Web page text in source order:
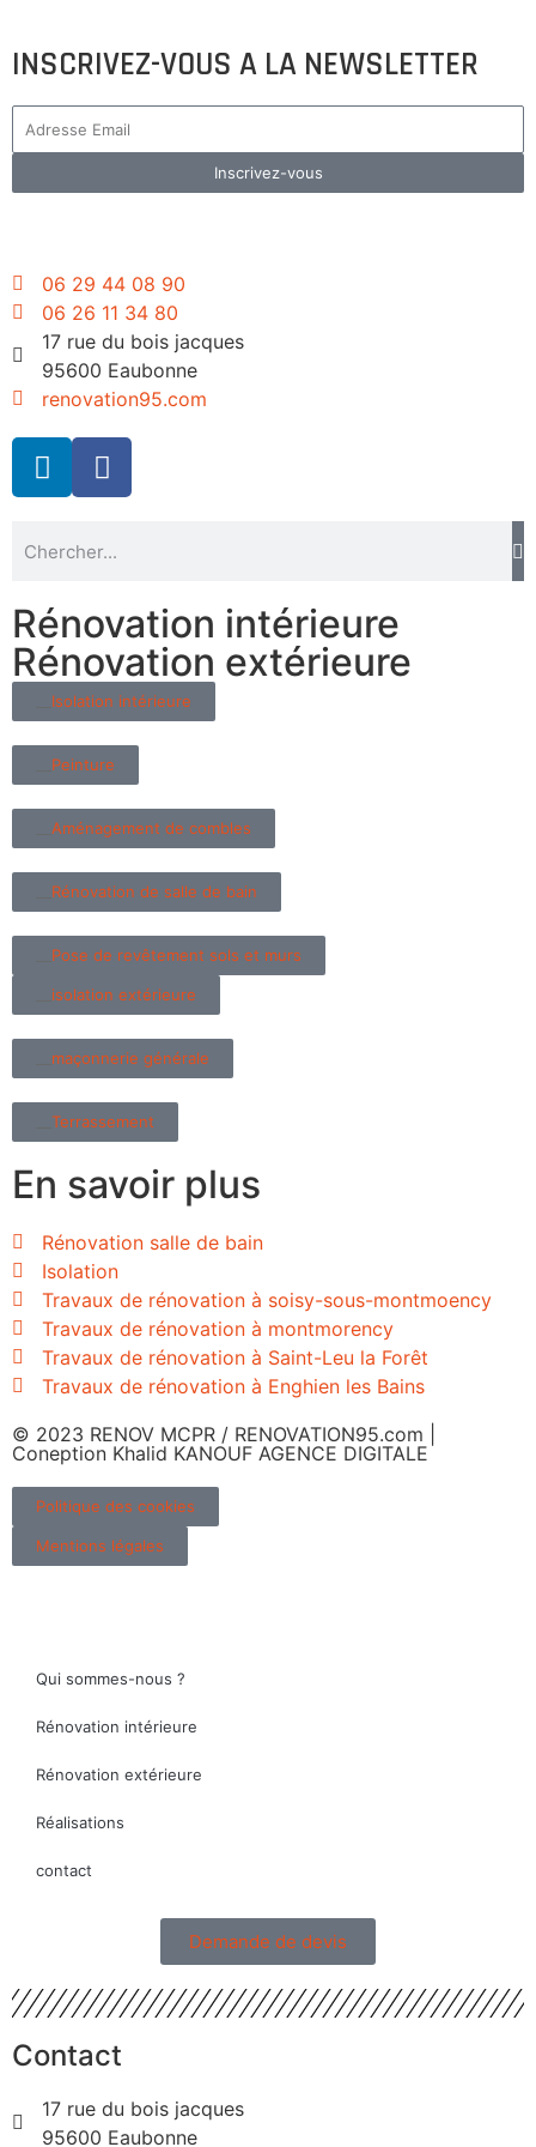
INSCRIVEZ-VOUS A LA NEWSLETTER
Inscrivez-vous
06 29 44 08 90
06 26 11 34 80
17 rue du bois jacques
95600 Eaubonne
renovation95.com
Rénovation intérieure
Rénovation extérieure
Isolation intérieure
Peinture
Aménagement de combles
Rénovation de salle de bain
Pose de revêtement sols et murs
isolation extérieure
maçonnerie générale
Terrassement
En savoir plus
Rénovation salle de bain
Isolation
Travaux de rénovation à soisy-sous-montmoency
Travaux de rénovation à montmorency
Travaux de rénovation à Saint-Leu la Forêt
Travaux de rénovation à Enghien les Bains
© 2023 RENOV MCPR / RENOVATION95.com |
Coneption Khalid KANOUF AGENCE DIGITALE
Politique des cookies
Mentions légales
Qui sommes-nous ?
Rénovation intérieure
Rénovation extérieure
Réalisations
contact
Demande de devis
Contact
17 rue du bois jacques
95600 Eaubonne